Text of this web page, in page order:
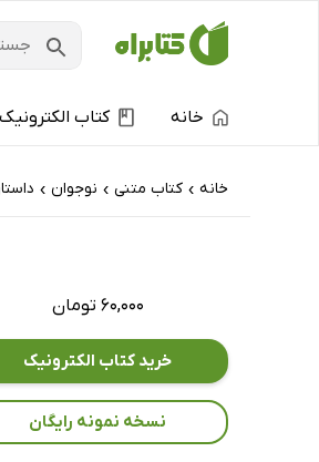
خانه کتاب الکترونیک
خانه › کتاب‌ متنی › نوجوان ›
۶۰,۰۰۰ تومان
خرید کتاب الکترونیک
نسخه نمونه رایگان